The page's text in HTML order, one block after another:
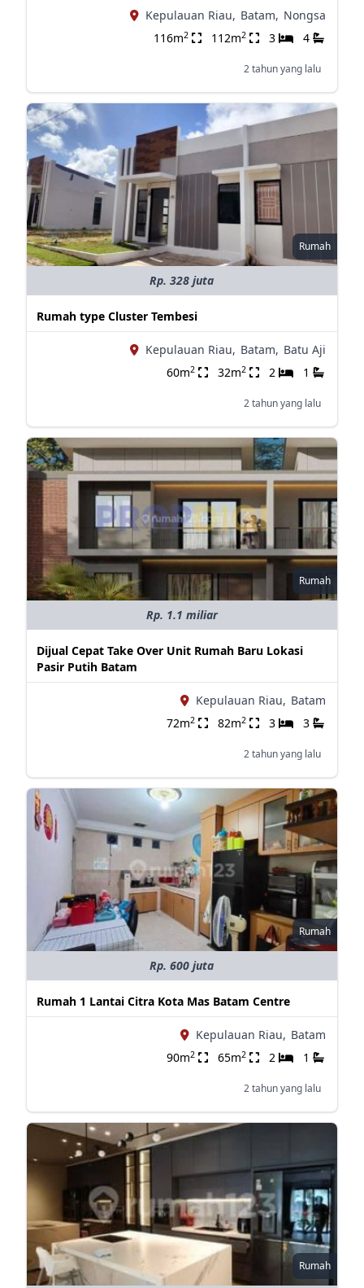
Kepulauan Riau, Batam, Nongsa
116m2 112m2 3 4
2 tahun yang lalu
Rumah
Rp. 328 juta
Rumah type Cluster Tembesi
Kepulauan Riau, Batam, Batu Aji
60m2 32m2 2 1
2 tahun yang lalu
Rumah
Rp. 1.1 miliar
Dijual Cepat Take Over Unit Rumah Baru Lokasi
Pasir Putih Batam
Kepulauan Riau, Batam
72m2 82m2 3 3
2 tahun yang lalu
Rumah
Rp. 600 juta
Rumah 1 Lantai Citra Kota Mas Batam Centre
Kepulauan Riau, Batam
90m2 65m2 2 1
2 tahun yang lalu
Rumah